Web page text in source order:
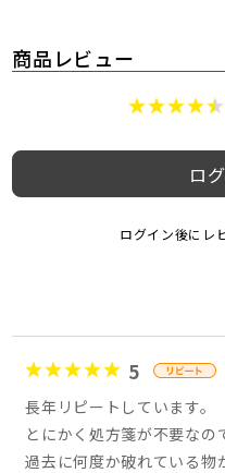
商品レビュー
ロ
ログイン後にレ
5
長年リピートしています。
とにかく処方箋が不要なの
過去に何度か破れている物